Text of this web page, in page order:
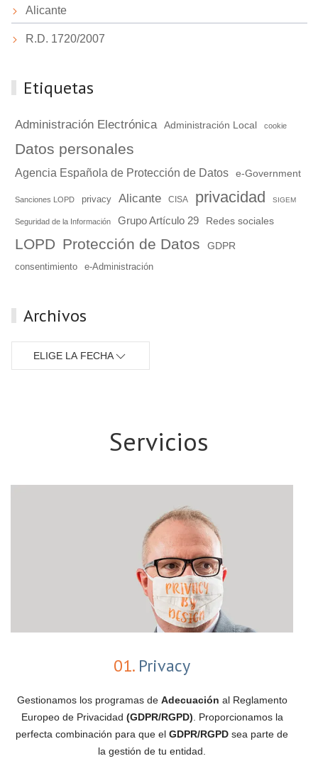
Alicante
R.D. 1720/2007
Etiquetas
Administración Electrónica Administración Local cookie
Datos personales
Agencia Española de Protección de Datos e-Government
Sanciones LOPD privacy Alicante CISA privacidad SIGEM
Seguridad de la Información Grupo Artículo 29 Redes sociales
LOPD Protección de Datos GDPR
consentimiento e-Administración
Archivos
ELIGE LA FECHA
Servicios
01.Privacy
Gestionamos los programas de Adecuación al Reglamento
Europeo de Privacidad (GDPR/RGPD). Proporcionamos la
perfecta combinación para que el GDPR/RGPD sea parte de
la gestión de tu entidad.